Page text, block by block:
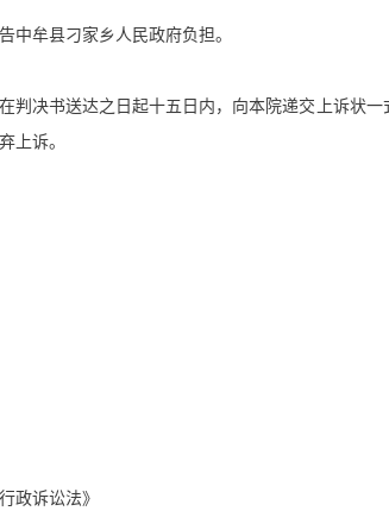
中牟县刁家乡人民政府负担。
判决书送达之日起十五日内，向本院递交上诉状
上诉。
政诉讼法》